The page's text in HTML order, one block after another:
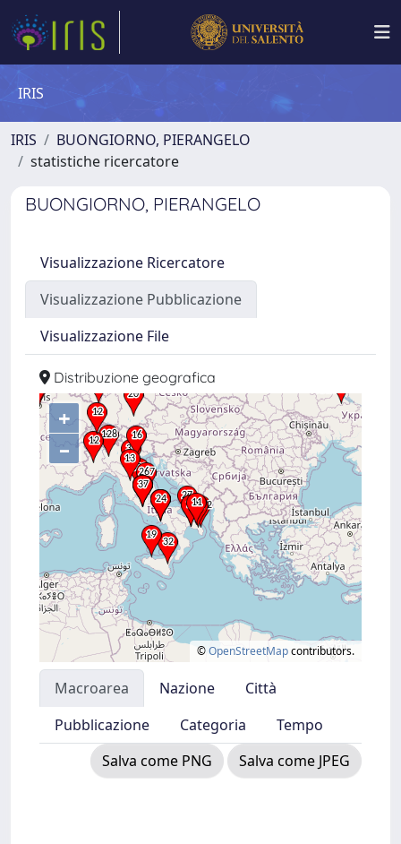
IRIS
IRIS
BUONGIORNO, PIERANGELO
statistiche ricercatore
BUONGIORNO, PIERANGELO
Visualizzazione Ricercatore
Visualizzazione Pubblicazione
Visualizzazione File
Distribuzione geografica
+
–
©OpenStreetMapcontributors.
Macroarea Nazione
Città
Pubblicazione
Categoria
Tempo
Salva come PNG
Salva come JPEG